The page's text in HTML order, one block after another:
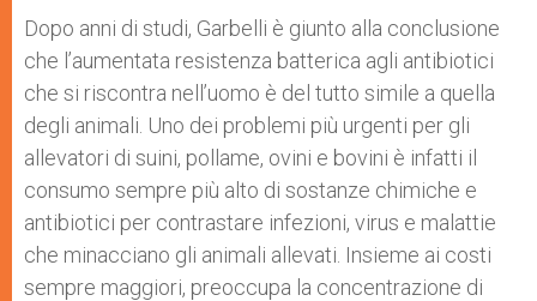
Dopo anni di studi, Garbelli è giunto alla conclusione
che l’aumentata resistenza batterica agli antibiotici
che si riscontra nell’uomo è del tutto simile a quella
degli animali. Uno dei problemi più urgenti per gli
allevatori di suini, pollame, ovini e bovini è infatti il
consumo sempre più alto di sostanze chimiche e
antibiotici per contrastare infezioni, virus e malattie
che minacciano gli animali allevati. Insieme ai costi
sempre maggiori, preoccupa la concentrazione di